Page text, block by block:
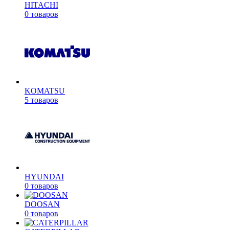
HITACHI
0 товаров
KOMATSU
5 товаров
HYUNDAI
0 товаров
DOOSAN
0 товаров